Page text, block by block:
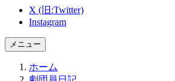
X (旧:Twitter)
Instagram
メニュー
ホーム